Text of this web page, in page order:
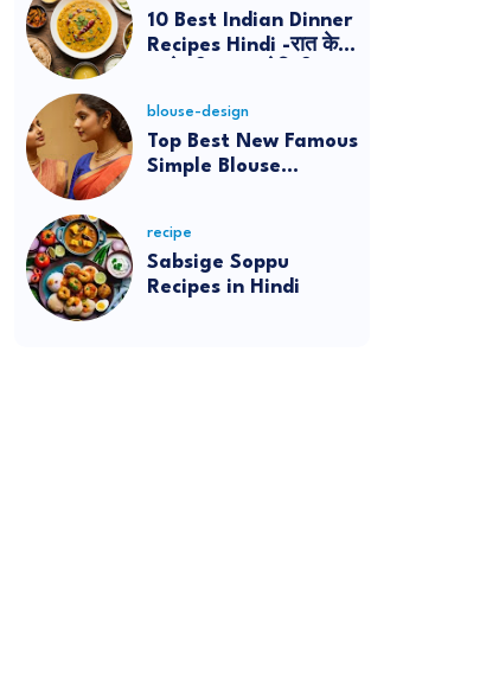
10 Best Indian Dinner
Recipes Hindi -रात के
blouse-design
Top Best New Famous
Simple Blouse
recipe
Sabsige Soppu
Recipes in Hindi